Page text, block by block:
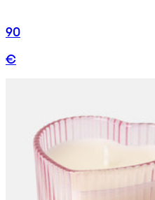
90
€